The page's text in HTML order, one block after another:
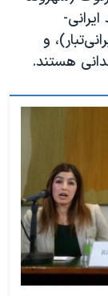
و
هستند.